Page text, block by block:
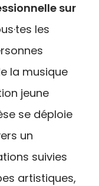
sur
les
la musique
jeune
se déploie
un
suivies
artistiques,